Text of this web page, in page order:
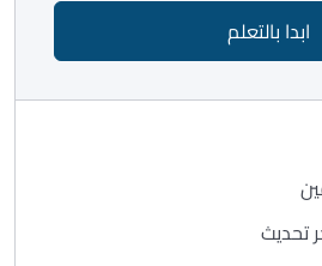
ابدا بالتعلم